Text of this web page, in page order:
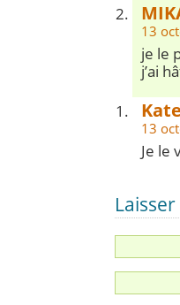
13
je le
j’ai
13
Je le